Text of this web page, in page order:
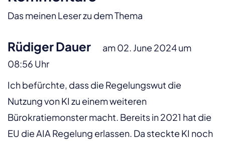
Das meinen Leser zu dem Thema
Rüdiger Dauer
am 02. June 2024 um
08:56 Uhr
Ich befürchte, dass die Regelungswut die
Nutzung von KI zu einem weiteren
Bürokratiemonster macht. Bereits in 2021 hat die
EU die AIA Regelung erlassen. Da steckte KI noch